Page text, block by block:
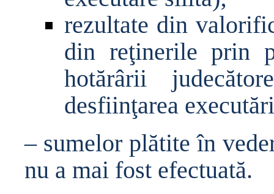
rezultate din
din reţinerile prin
hotărârii judecătore
desfiinţarea execută
– sumelor plătite în
nu a mai fost efectuată.